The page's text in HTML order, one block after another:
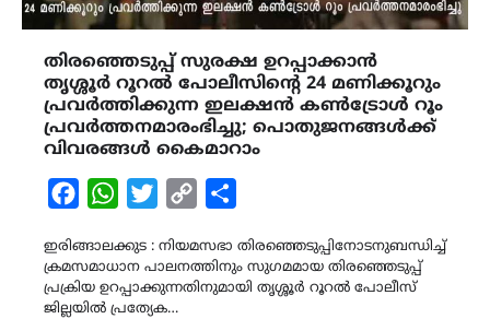
തിരഞ്ഞെടുപ്പ് സുരക്ഷ ഉറപ്പാക്കാൻ
തൃശ്ശൂർ റൂറൽ പോലീസിന്റെ 24 മണിക്കൂറും
പ്രവർത്തിക്കുന്ന ഇലക്ഷൻ കൺട്രോൾ റൂം
പ്രവർത്തനമാരംഭിച്ചു; പൊതുജനങ്ങൾക്ക്
വിവരങ്ങൾ കൈമാറാം
FacebookWhatsAppTwitterCopy
ഇരിങ്ങാലക്കുട : നിയമസഭാ തിരഞ്ഞെടുപ്പിനോടനുബന്ധിച്ച്
ക്രമസമാധാന പാലനത്തിനും സുഗമമായ തിരഞ്ഞെടുപ്പ്
പ്രക്രിയ ഉറപ്പാക്കുന്നതിനുമായി തൃശ്ശൂർ റൂറൽ പോലീസ്
ജില്ലയിൽ പ്രത്യേക…